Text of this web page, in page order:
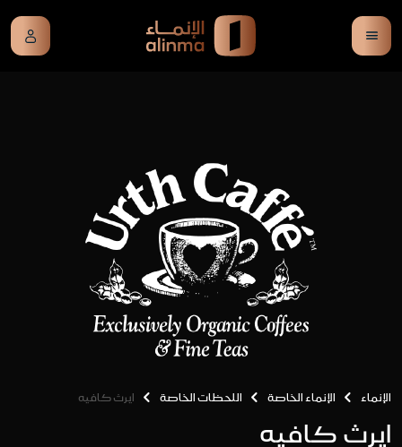
الإنماء الإنماء الخاصة اللحظات الخاصة ايرث كافيه
ايرث كافيه